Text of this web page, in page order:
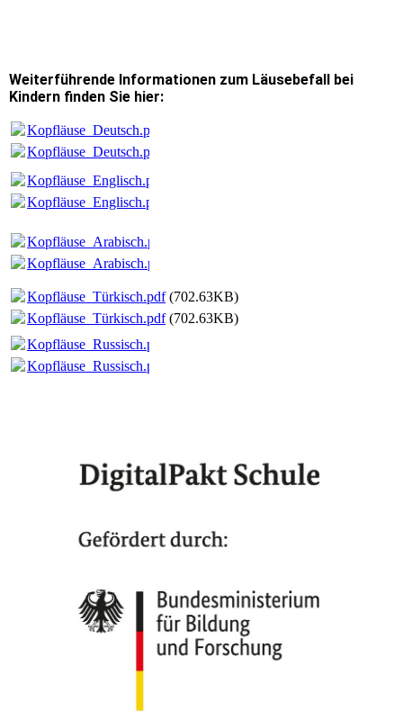
Weiterführende Informationen zum Läusebefall bei
Kindern finden Sie hier:
Kopfläuse_Deutsch.pdf
Kopfläuse_Deutsch.pdf
Kopfläuse_Englisch.pdf
Kopfläuse_Englisch.pdf
Kopfläuse_Arabisch.pdf
Kopfläuse_Arabisch.pdf
Kopfläuse_Türkisch.pdf(702.63KB)
Kopfläuse_Türkisch.pdf(702.63KB)
Kopfläuse_Russisch.pdf
Kopfläuse_Russisch.pdf